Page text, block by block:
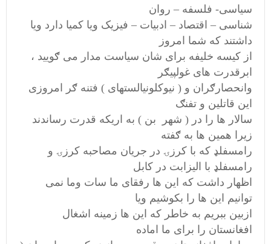
سیاسی- فلسفه – روان
شناسی – اقتصاد – ادبیات – فیزیک ویا کمیا دارد ویا
داشتند که شما امروز
از کیسه خلیفه برای شان سیاست مدار می ګویید ،
ابرقدرت های غولپیګر
وانحصارګران و ( نیوکلونیالستهای ) فتنه ګر امروزی
این قاتلین و تفنګ
سالار ها را در ( شهر بن ) به اریکه قدرت رساندند
زیرا همین ها به ګفته
رامسفلډ که با کرزۍ در جریان مصاحبه کرزۍ و
رامسفلډ با الیزابت در کابل
اظهار داشت که این ها رفقای ما سات وما نمی
توانیم این ها را بکوشیم ویا
ازبین ببریم به خاطر که این ها زمینه اشغال
افغانستان را برای ما اماده